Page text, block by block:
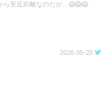
ら至近距離なのだが…😱😱😱
2026-05-20